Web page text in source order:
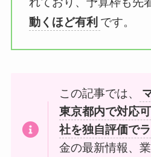
動くほど有利 です。
この記事では、
東京都内で対応
社を独自評価で
金の最新情報、